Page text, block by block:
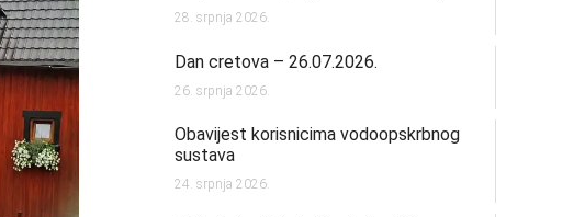
28. srpnja 2026.
Dan cretova – 26.07.2026.
26. srpnja 2026.
Obavijest korisnicima vodoopskrbnog
sustava
24. srpnja 2026.